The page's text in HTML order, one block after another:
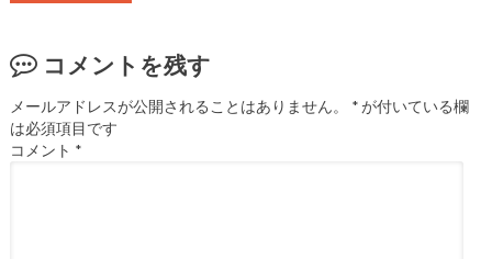
コメントを残す
メールアドレスが公開されることはありません。 *が付いている欄
は必須項目です
コメント *